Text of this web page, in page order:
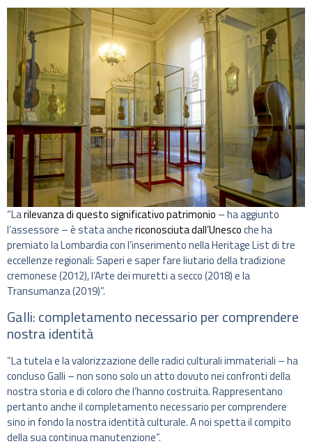
“Larilevanza di questo significativo patrimonio – ha aggiunto
l’assessore – è stata anchericonosciuta dall’Unescoche ha
premiato la Lombardia con l’inserimento nella Heritage List di tre
eccellenze regionali: Saperi e saper fare liutario della tradizione
cremonese (2012), l’Arte dei muretti a secco (2018) e la
Transumanza (2019)”.
Galli: completamento necessario per comprendere
nostra identità
“La tutela e la valorizzazione delle radici culturali immateriali – ha
concluso Galli – non sono solo un atto dovuto nei confronti della
nostra storia e di coloro che l’hanno costruita. Rappresentano
pertanto anche il completamento necessario per comprendere
sino in fondo la nostra identità culturale. A noi spetta il compito
della sua continua manutenzione”.